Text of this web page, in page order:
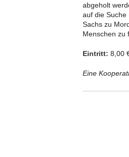
abgeholt
auf die Suche
Sachs zu
Menschen zu
Eintritt: 8,00
Eine